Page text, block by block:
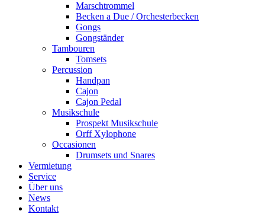
Marschtrommel
Becken a Due / Orchester­becken
Gongs
Gongständer
Tambouren
Tomsets
Percussion
Handpan
Cajon
Cajon Pedal
Musikschule
Prospekt Musikschule
Orff Xylophone
Occasionen
Drumsets und Snares
Vermietung
Service
Über uns
News
Kontakt